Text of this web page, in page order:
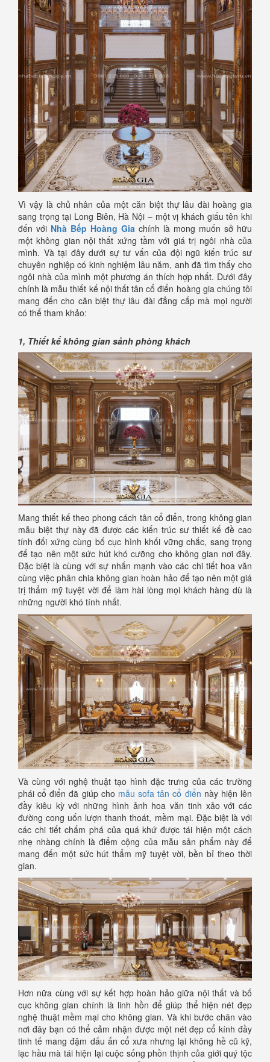
Vì vậy là chủ nhân của một căn biệt thự lâu đài hoàng gia
sang trọng tại Long Biên, Hà Nội – một vị khách giấu tên khi
đến với Nhà Bếp Hoàng Gia chính là mong muốn sở hữu
một không gian nội thất xứng tầm với giá trị ngôi nhà của
mình. Và tại đây dưới sự tư vấn của đội ngũ kiến trúc sư
chuyên nghiệp có kinh nghiệm lâu năm, anh đã tìm thấy cho
ngôi nhà của mình một phương án thích hợp nhất. Dưới đây
chính là mẫu thiết kế nội thất tân cổ điển hoàng gia chúng tôi
mang đến cho căn biệt thự lâu đài đẳng cấp mà mọi người
có thể tham khảo:
1, Thiết kế không gian sảnh phòng khách
Mang thiết kế theo phong cách tân cổ điển, trong không gian
mẫu biệt thự này đã được các kiến trúc sư thiết kế đề cao
tính đối xứng cùng bố cục hình khối vững chắc, sang trọng
để tạo nên một sức hút khó cưỡng cho không gian nơi đây.
Đặc biệt là cùng với sự nhấn mạnh vào các chi tiết hoa văn
cùng việc phân chia không gian hoàn hảo để tạo nên một giá
trị thẩm mỹ tuyệt vời để làm hài lòng mọi khách hàng dù là
những người khó tính nhất.
Và cùng với nghệ thuật tạo hình đặc trưng của các trường
phái cổ điển đã giúp cho mẫu sofa tân cổ điển này hiện lên
đầy kiêu kỳ với những hình ảnh hoa văn tinh xảo với các
đường cong uốn lượn thanh thoát, mềm mại. Đặc biệt là với
các chi tiết chấm phá của quá khứ được tái hiện một cách
nhẹ nhàng chính là điểm cộng của mẫu sản phẩm này để
mang đến một sức hút thẩm mỹ tuyệt vời, bền bỉ theo thời
gian.
Hơn nữa cùng với sự kết hợp hoàn hảo giữa nội thất và bố
cục không gian chính là linh hồn để giúp thể hiện nét đẹp
nghệ thuật mềm mại cho không gian. Và khi bước chân vào
nơi đây bạn có thể cảm nhận được một nét đẹp cổ kính đầy
tinh tế mang đậm dấu ấn cổ xưa nhưng lại không hề cũ kỹ,
lạc hầu mà tái hiện lại cuộc sống phồn thịnh của giới quý tộc